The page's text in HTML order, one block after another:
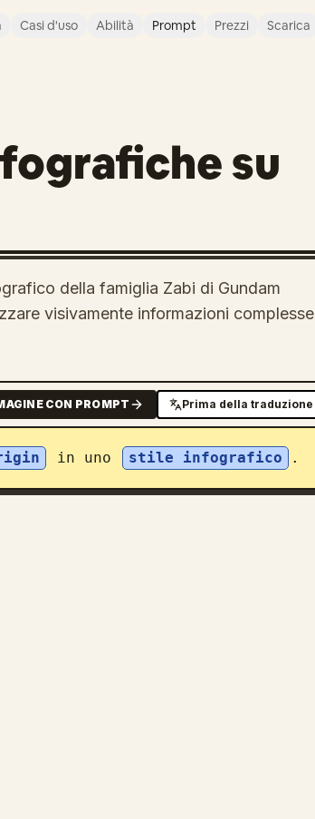
Casi d'uso Abilità Prompt Prezzi Scarica
su
della famiglia Zabi di Gundam
visivamente informazioni complesse
CON PROMPT Prima della traduzione
in uno stile infografico .